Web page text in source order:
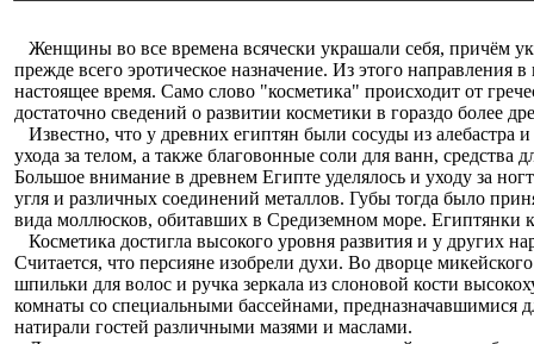
Женщины во все времена всячески украшали себя, причём
прежде всего эротическое назначение. Из этого направления
настоящее время. Само слово "косметика" происходит от
достаточно сведений о развитии косметики в гораздо более
Известно, что у древних египтян были сосуды из алебастра
ухода за телом, а также благовонные соли для ванн, средства
Большое внимание в древнем Египте уделялось и уходу за
угля и различных соединений металлов. Губы тогда было
вида моллюсков, обитавших в Средиземном море. Египтянки
Косметика достигла высокого уровня развития и у других
Считается, что персияне изобрели духи. Во дворце
шпильки для волос и ручка зеркала из слоновой кости
комнаты со специальными бассейнами, предназначавшимися
натирали гостей различными мазями и маслами.